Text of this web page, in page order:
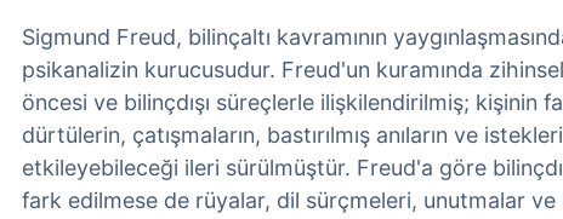
Sigmund Freud, bilinçaltı kavramının
psikanalizin kurucusudur. Freud'un kuramında
öncesi ve bilinçdışı süreçlerle ilişkilendirilmiş; kişinin
dürtülerin, çatışmaların, bastırılmış anıların ve
etkileyebileceği ileri sürülmüştür. Freud'a göre
fark edilmese de rüyalar, dil sürçmeleri, unutmalar ve